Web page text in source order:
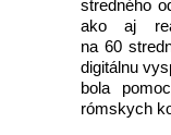
stredného
ako aj
na 60
digitálnu
bola
rómskych